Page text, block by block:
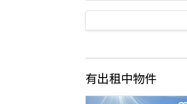
有出租中物件